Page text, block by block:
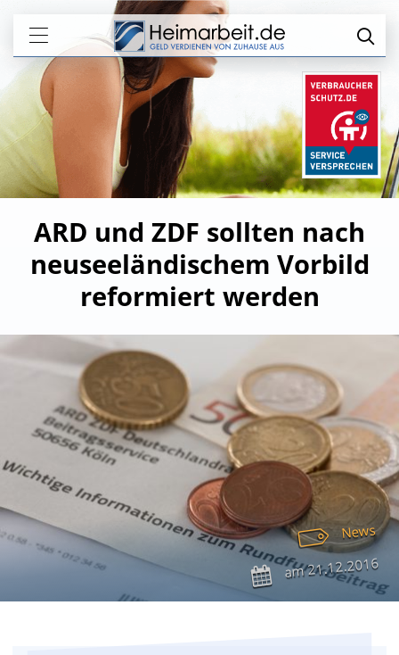
ARD und ZDF sollten nach
neuseeländischem Vorbild
reformiert werden
News
am21.12.2016